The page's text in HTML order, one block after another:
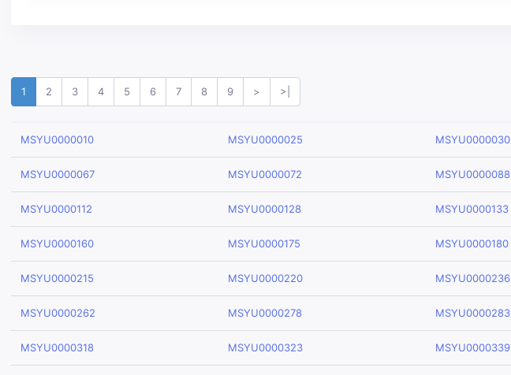
1 2 3 4 5 6 7 8 9 > >|
MSYU0000010 MSYU0000025 MSYU0000030
MSYU0000067 MSYU0000072 MSYU0000088
MSYU0000112 MSYU0000128 MSYU0000133
MSYU0000160 MSYU0000175 MSYU0000180
MSYU0000215 MSYU0000220 MSYU0000236
MSYU0000262 MSYU0000278 MSYU0000283
MSYU0000318 MSYU0000323 MSYU0000339